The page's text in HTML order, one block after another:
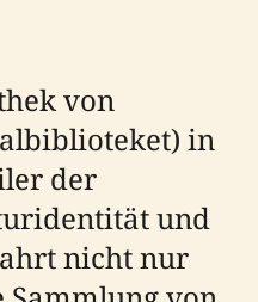
von
in
der
und
nicht nur